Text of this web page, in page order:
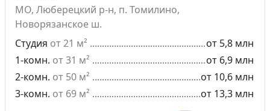
МО, Люберецкий р-н, п. Томилино,
Новорязанское ш.
Студия от 21 м²
от 5,8 млн
1-комн. от 31 м²
от 6,9 млн
2-комн. от 50 м²
от 10,6 млн
3-комн. от 69 м² от 13,3 млн